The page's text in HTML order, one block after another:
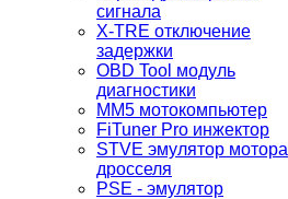
сигнала
X-TRE отключение
задержки
OBD Tool модуль
диагностики
MM5 мотокомпьютер
FiTuner Pro инжектор
STVE эмулятор мотора
дросселя
PSE - эмулятор